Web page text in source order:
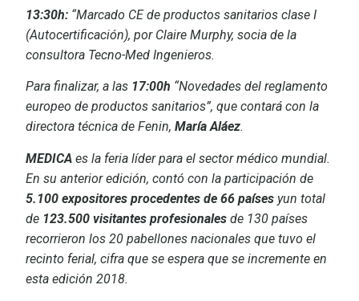
13:30h: “Marcado CE de productos sanitarios clase I
(Autocertificación), por Claire Murphy, socia de la
consultora Tecno-Med Ingenieros.
Para finalizar, a las 17:00h “Novedades del reglamento
europeo de productos sanitarios”, que contará con la
directora técnica de Fenin, María Aláez.
MEDICA es la feria líder para el sector médico mundial.
En su anterior edición, contó con la participación de
5.100 expositores procedentes de 66 países yun total
de 123.500 visitantes profesionales de 130 países
recorrieron los 20 pabellones nacionales que tuvo el
recinto ferial, cifra que se espera que se incremente en
esta edición 2018.